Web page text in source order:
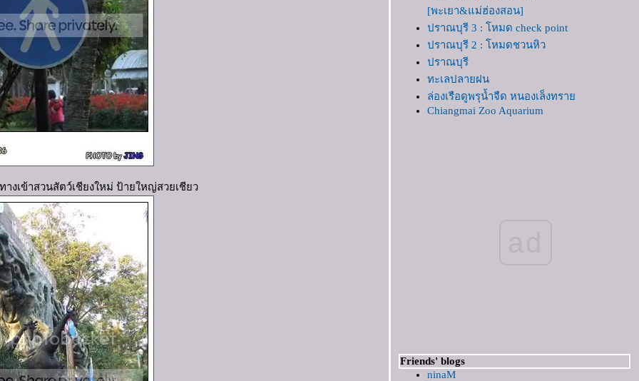
เข้าสวนสัตว์เชียงใหม่ ป้ายใหญ่สวยเชียว
[พะเยา&แม่ฮ่องสอน]
ปราณบุรี 3 : โหมด check point
ปราณบุรี 2 : โหมดชวนหิว
ปราณบุรี
ทะเลปลายฝน
ล่องเรือดูพรุน้ำจืด หนองเล็งทรา
Chiangmai Zoo Aquarium
somewhere
อินทขิล
Friends' blogs
ninaM